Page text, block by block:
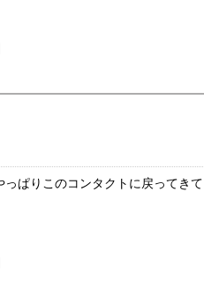
ぱりこのコンタクトに戻ってき